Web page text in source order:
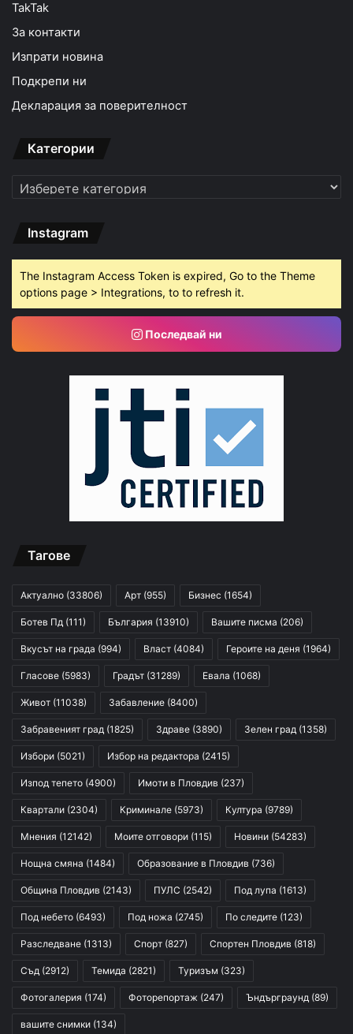
TakTak
За контакти
Изпрати новина
Подкрепи ни
Декларация за поверителност
Категории
Категории
Instagram
The Instagram Access Token is expired, Go to the Theme
options page > Integrations, to to refresh it.
Последвай ни
Тагове
Актуално (33806) Арт (955) Бизнес (1654)
Ботев Пд (111) България (13910) Вашите писма (206)
Вкусът на града (994) Власт (4084) Героите на деня (1964)
Гласове (5983) Градът (31289) Евала (1068)
Живот (11038) Забавление (8400)
Забравеният град (1825) Здраве (3890) Зелен град (1358)
Избори (5021) Избор на редактора (2415)
Изпод тепето (4900) Имоти в Пловдив (237)
Квартали (2304) Криминале (5973) Култура (9789)
Мнения (12142) Моите отговори (115) Новини (54283)
Нощна смяна (1484) Образование в Пловдив (736)
Община Пловдив (2143) ПУЛС (2542) Под лупа (1613)
Под небето (6493) Под ножа (2745) По следите (123)
Разследване (1313) Спорт (827) Спортен Пловдив (818)
Съд (2912) Темида (2821) Туризъм (323)
Фотогалерия (174) Фоторепортаж (247) Ъндърграунд (89)
вашите снимки (134)